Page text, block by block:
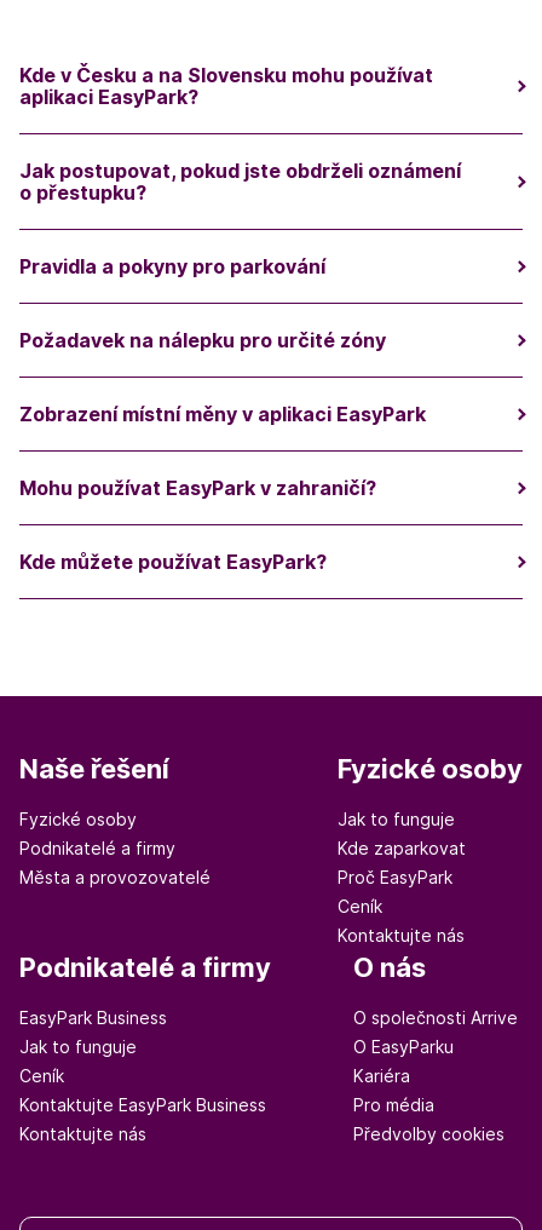
Kde v Česku a na Slovensku mohu používat
aplikaci EasyPark?
Jak postupovat, pokud jste obdrželi oznámení
o přestupku?
Pravidla a pokyny pro parkování
Požadavek na nálepku pro určité zóny
Zobrazení místní měny v aplikaci EasyPark
Mohu používat EasyPark v zahraničí?
Kde můžete používat EasyPark?
Naše řešení
Fyzické osoby
Podnikatelé a firmy
Města a provozovatelé
Fyzické osoby
Jak to funguje
Kde zaparkovat
Proč EasyPark
Ceník
Kontaktujte nás
Podnikatelé a firmy
EasyPark Business
Jak to funguje
Ceník
Kontaktujte EasyPark Business
Kontaktujte nás
O nás
O společnosti Arrive
O EasyParku
Kariéra
Pro média
Předvolby cookies